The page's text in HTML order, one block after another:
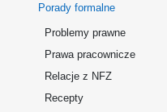
Porady formalne
Problemy prawne
Prawa pracownicze
Relacje z NFZ
Recepty